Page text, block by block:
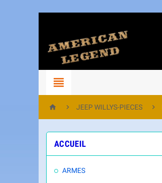

  JEEP WILLYS-PIECES 
ACCUEIL
ARMES